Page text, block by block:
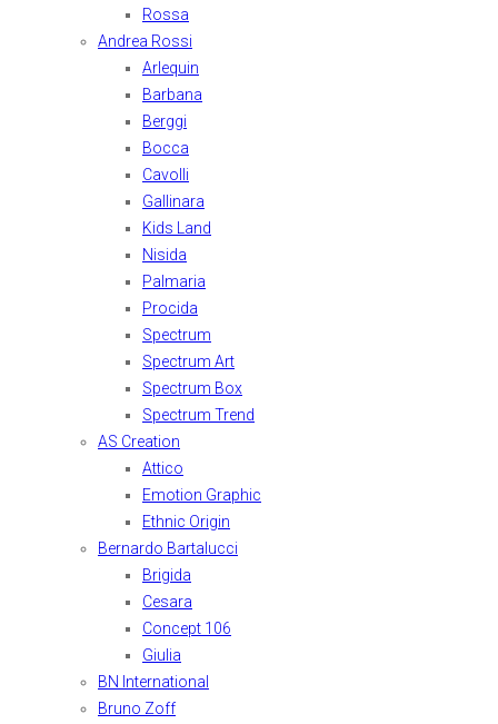
Rossa
Andrea Rossi
Arlequin
Barbana
Berggi
Bocca
Cavolli
Gallinara
Kids Land
Nisida
Palmaria
Procida
Spectrum
Spectrum Art
Spectrum Box
Spectrum Trend
AS Creation
Attico
Emotion Graphic
Ethnic Origin
Bernardo Bartalucci
Brigida
Cesara
Concept 106
Giulia
BN International
Bruno Zoff